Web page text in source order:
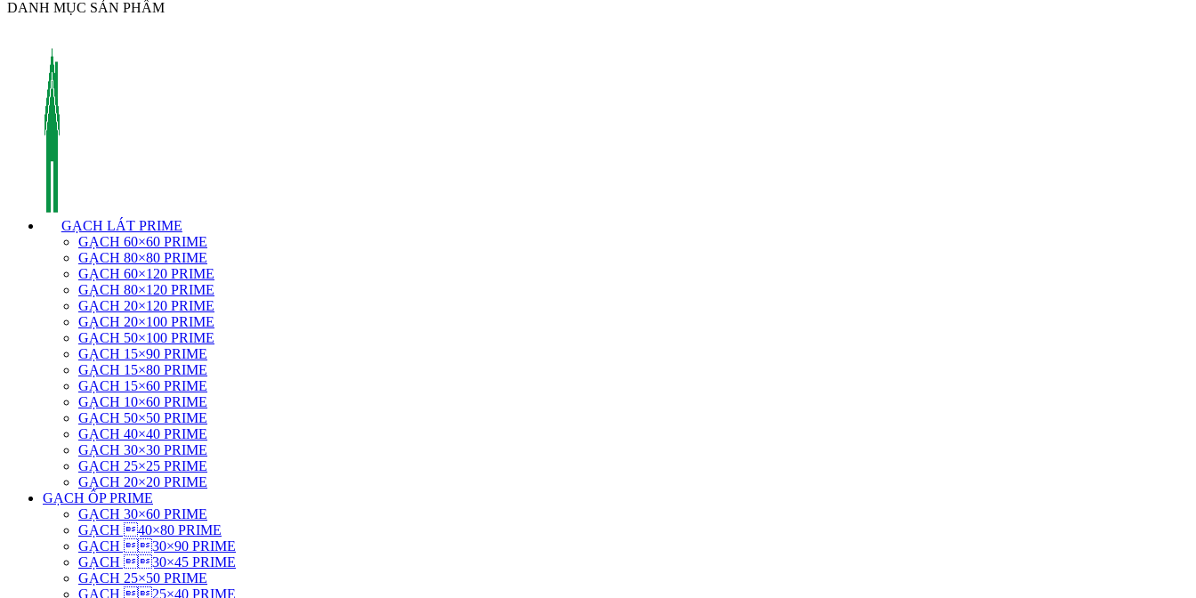
DANH MỤC SẢN PHẨM
GẠCH LÁT PRIME
GẠCH 60×60 PRIME
GẠCH 80×80 PRIME
GẠCH 60×120 PRIME
GẠCH 80×120 PRIME
GẠCH 20×120 PRIME
GẠCH 20×100 PRIME
GẠCH 50×100 PRIME
GẠCH 15×90 PRIME
GẠCH 15×80 PRIME
GẠCH 15×60 PRIME
GẠCH 10×60 PRIME
GẠCH 50×50 PRIME
GẠCH 40×40 PRIME
GẠCH 30×30 PRIME
GẠCH 25×25 PRIME
GẠCH 20×20 PRIME
GẠCH ỐP PRIME
GẠCH 30×60 PRIME
GẠCH 40×80 PRIME
GẠCH 30×90 PRIME
GẠCH 30×45 PRIME
GẠCH 25×50 PRIME
GẠCH 25×40 PRIME